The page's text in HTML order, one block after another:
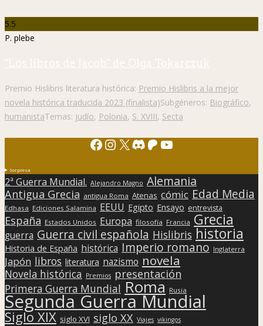
5.5
P. plebe
"Los libros de Jacob" de Olga Tokarczuk
Premio Hislibris literatura histórica: Premio Hislibris a la mejor
novela histórica traducida 2023 (finalista)Subgéneros: Biográfico,
humanistaTemas: judío, Polonia, S. XVIII, Secta
Facebook
Instagram
X Discord
Patreon
YouTube
Sorpresa
2ª Guerra Mundial. Alejandro Magno Alemania
Antigua Grecia antigua Roma Atenas cómic Edad Media
Edhasa Ediciones Salamina EEUU Egipto Ensayo entrevista
España Estados Unidos Europa filosofía Francia Grecia
guerra Guerra civil española Hislibris historia
Historia de España histórica Imperio romano Inglaterra
Japón libros literatura nazismo novela
Novela histórica Premios presentación
Primera Guerra Mundial Roma Rusia
Segunda Guerra Mundial
Siglo XIX siglo XVI siglo XX Viajes vikingos